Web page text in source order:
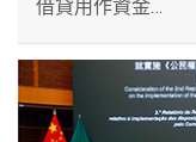
借貸用作資金…